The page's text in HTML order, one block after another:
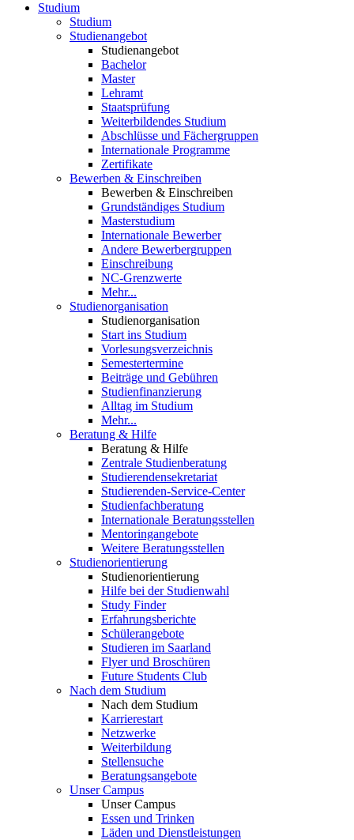
Studium
Studium
Studienangebot
Studienangebot
Bachelor
Master
Lehramt
Staatsprüfung
Weiterbildendes Studium
Abschlüsse und Fächergruppen
Internationale Programme
Zertifikate
Bewerben & Einschreiben
Bewerben & Einschreiben
Grundständiges Studium
Masterstudium
Internationale Bewerber
Andere Bewerbergruppen
Einschreibung
NC-Grenzwerte
Mehr...
Studienorganisation
Studienorganisation
Start ins Studium
Vorlesungsverzeichnis
Semestertermine
Beiträge und Gebühren
Studienfinanzierung
Alltag im Studium
Mehr...
Beratung & Hilfe
Beratung & Hilfe
Zentrale Studienberatung
Studierendensekretariat
Studierenden-Service-Center
Studienfachberatung
Internationale Beratungsstellen
Mentoringangebote
Weitere Beratungsstellen
Studienorientierung
Studienorientierung
Hilfe bei der Studienwahl
Study Finder
Erfahrungsberichte
Schülerangebote
Studieren im Saarland
Flyer und Broschüren
Future Students Club
Nach dem Studium
Nach dem Studium
Karrierestart
Netzwerke
Weiterbildung
Stellensuche
Beratungsangebote
Unser Campus
Unser Campus
Essen und Trinken
Läden und Dienstleistungen